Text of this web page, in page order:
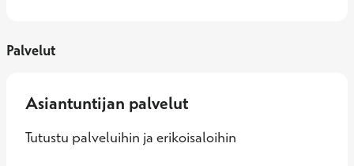
Palvelut
Asiantuntijan palvelut
Tutustu palveluihin ja erikoisaloihin